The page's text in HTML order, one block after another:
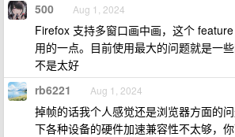
500 Aug 1, 2024
Firefox 支持多窗口画中画，这个
用的一点。目前使用最大的问题就是一
不是太好
rb6221 Aug 1, 2024
掉帧的话我个人感觉还是浏览器方面的
下各种设备的硬件加速兼容性不太够，